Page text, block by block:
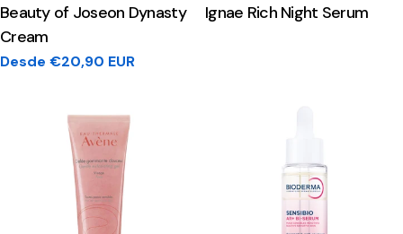
Beauty of Joseon Dynasty
Cream
Preço
Desde €20,90 EUR
Ignae Rich Night Serum